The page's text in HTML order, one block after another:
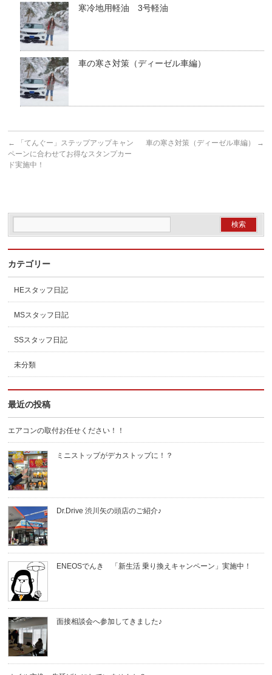
寒冷地用軽油 3号軽油
車の寒さ対策（ディーゼル車編）
←
「てんぐー」ステップアップキャン
ペーンに合わせてお得なスタンプカー
ド実施中！
車の寒さ対策（ディーゼル車編） →
カテゴリー
HEスタッフ日記
MSスタッフ日記
SSスタッフ日記
未分類
最近の投稿
エアコンの取付お任せください！！
ミニストップがデカストップに！？
Dr.Drive 渋川矢の頭店のご紹介♪
ENEOSでんき 「新生活 乗り換えキャンペーン」実施中！
面接相談会へ参加してきました♪